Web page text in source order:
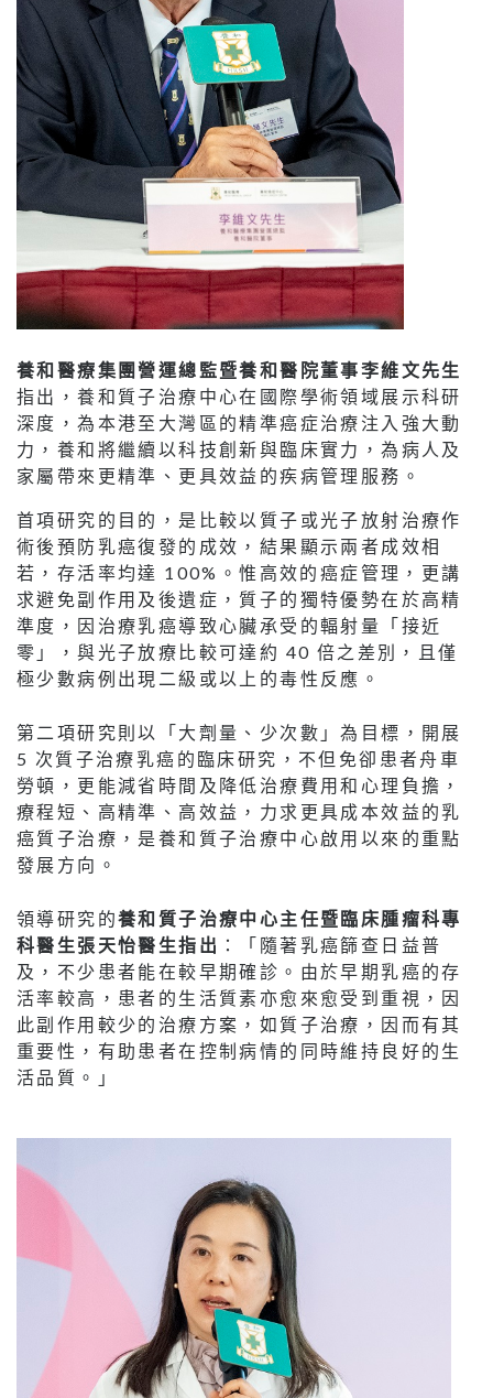
養和醫療集團營運總監暨養和醫院董事李維文先生
指出，養和質子治療中心在國際學術領域展示科研
深度，為本港至大灣區的精準癌症治療注入強大動
力，養和將繼續以科技創新與臨床實力，為病人及
家屬帶來更精準、更具效益的疾病管理服務。
首項研究的目的，是比較以質子或光子放射治療作
術後預防乳癌復發的成效，結果顯示兩者成效相
若，存活率均達 100%。惟高效的癌症管理，更講
求避免副作用及後遺症，質子的獨特優勢在於高精
準度，因治療乳癌導致心臟承受的輻射量「接近
零」，與光子放療比較可達約 40 倍之差別，且僅
極少數病例出現二級或以上的毒性反應。
第二項研究則以「大劑量、少次數」為目標，開展
5 次質子治療乳癌的臨床研究，不但免卻患者舟車
勞頓，更能減省時間及降低治療費用和心理負擔，
療程短、高精準、高效益，力求更具成本效益的乳
癌質子治療，是養和質子治療中心啟用以來的重點
發展方向。
領導研究的養和質子治療中心主任暨臨床腫瘤科專
科醫生張天怡醫生指出 ：「隨著乳癌篩查日益普
及，不少患者能在較早期確診。由於早期乳癌的存
活率較高，患者的生活質素亦愈來愈受到重視，因
此副作用較少的治療方案，如質子治療，因而有其
重要性，有助患者在控制病情的同時維持良好的生
活品質。」